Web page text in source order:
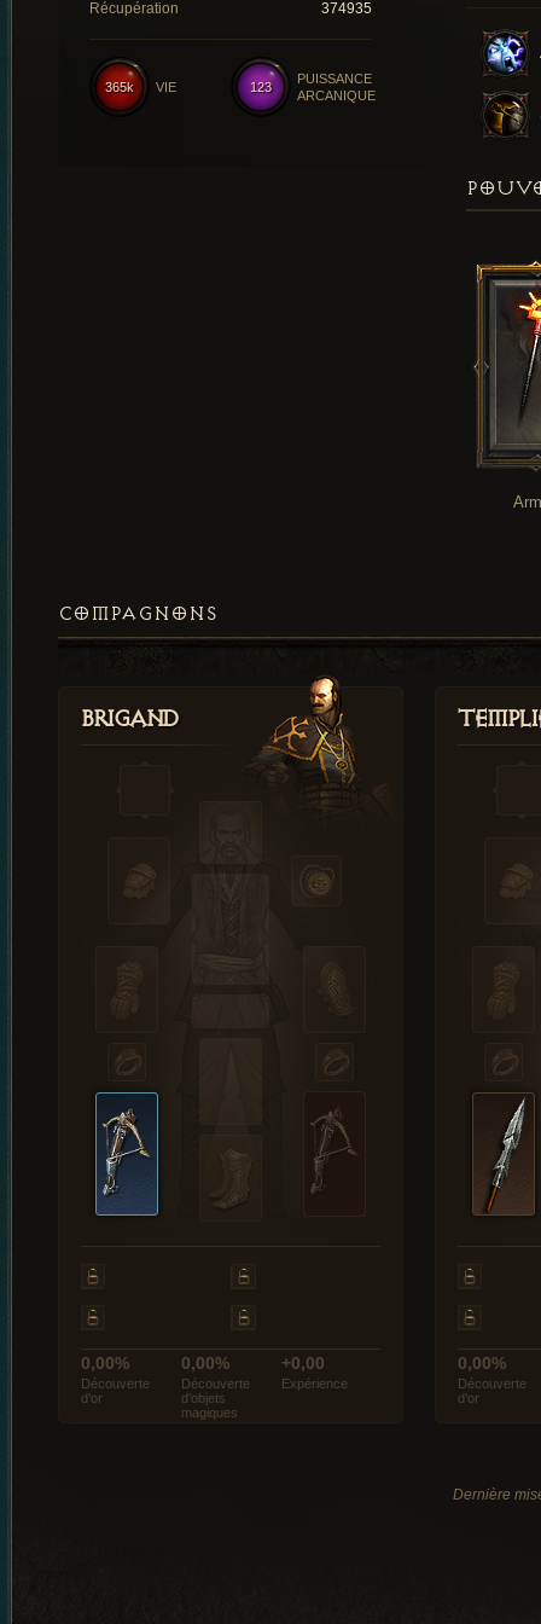
Récupération
374935
123
PUISSANCE
ARCANIQUE
365k VIE
COMPAGNONS
Brigand
0,00%
Découverte
d’or
0,00%
Découverte
d’objets
magiques
+0,00
Expérience
0,00%
Découverte
d’or
Dernière